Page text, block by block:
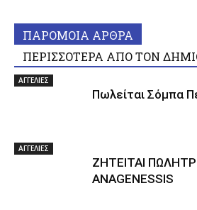
ΠΑΡΟΜΟΙΑ ΑΡΘΡΑ
ΠΕΡΙΣΣΟΤΕΡΑ ΑΠΟ ΤΟΝ
ΑΓΓΕΛΙΕΣ
Πωλείται Σόμπα
ΑΓΓΕΛΙΕΣ
ΖΗΤΕΙΤΑΙ
ANAGENESSIS